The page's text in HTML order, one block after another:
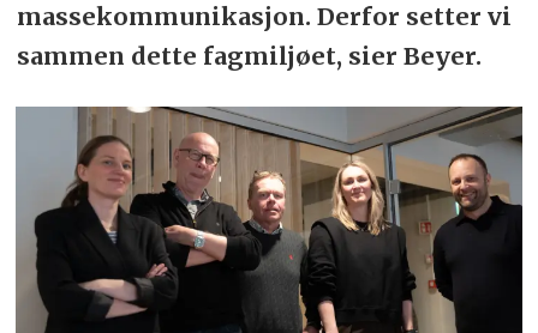
massekommunikasjon. Derfor setter vi
sammen dette fagmiljøet, sier Beyer.